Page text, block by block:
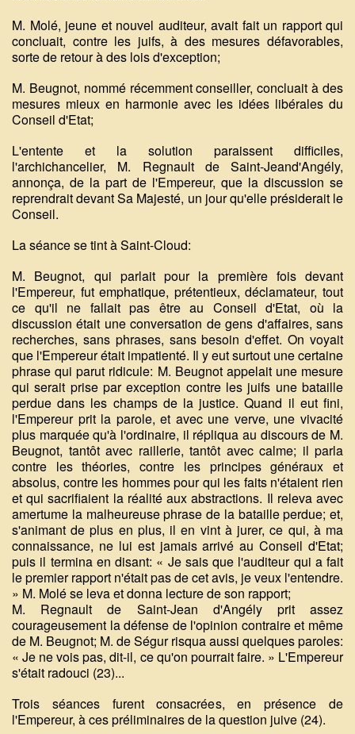
M. Molé, jeune et nouvel auditeur, avait fait un rapport qui
concluait, contre les juifs, à des mesures défavorables,
sorte de retour à des lois d'exception;
M. Beugnot, nommé récemment conseiller, concluait à des
mesures mieux en harmonie avec les idées libérales du
Conseil d'Etat;
L'entente et la solution paraissent difficiles,
l'archichancelier, M. Regnault de Saint-Jeand'Angély,
annonça, de la part de l'Empereur, que la discussion se
reprendrait devant Sa Majesté, un jour qu'elle présiderait le
Conseil.
La séance se tint à Saint-Cloud:
M. Beugnot, qui parlait pour la première fois devant
l'Empereur, fut emphatique, prétentieux, déclamateur, tout
ce qu'il ne fallait pas être au Conseil d'Etat, où la
discussion était une conversation de gens d'affaires, sans
recherches, sans phrases, sans besoin d'effet. On voyait
que l'Empereur était impatienté. Il y eut surtout une certaine
phrase qui parut ridicule: M. Beugnot appelait une mesure
qui serait prise par exception contre les juifs une bataille
perdue dans les champs de la justice. Quand il eut fini,
l'Empereur prit la parole, et avec une verve, une vivacité
plus marquée qu'à l'ordinaire, il répliqua au discours de M.
Beugnot, tantôt avec raillerie, tantôt avec calme; il parla
contre les théories, contre les principes généraux et
absolus, contre les hommes pour qui les faits n'étaient rien
et qui sacrifiaient la réalité aux abstractions. Il releva avec
amertume la malheureuse phrase de la bataille perdue; et,
s'animant de plus en plus, il en vint à jurer, ce qui, à ma
connaissance, ne lui est jamais arrivé au Conseil d'Etat;
puis il termina en disant: « Je sais que l'auditeur qui a fait
le premier rapport n'était pas de cet avis, je veux l'entendre.
» M. Molé se leva et donna lecture de son rapport;
M. Regnault de Saint-Jean d'Angély prit assez
courageusement la défense de l'opinion contraire et même
de M. Beugnot; M. de Ségur risqua aussi quelques paroles:
« Je ne vois pas, dit-il, ce qu'on pourrait faire. » L'Empereur
s'était radouci (23)...
Trois séances furent consacrées, en présence de
l'Empereur, à ces préliminaires de la question juive (24).